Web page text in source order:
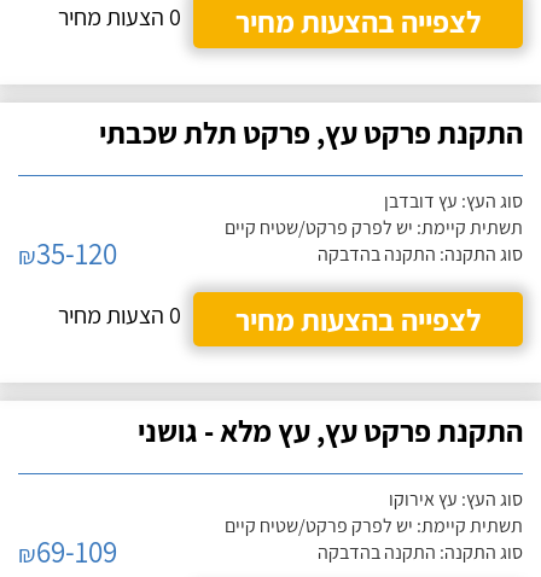
לצפייה בהצעות מחיר
0 הצעות מחיר
התקנת פרקט עץ, פרקט תלת שכבתי
סוג העץ: עץ דובדבן
תשתית קיימת: יש לפרק פרקט/שטיח קיים
סוג התקנה: התקנה בהדבקה
₪35-120
לצפייה בהצעות מחיר
0 הצעות מחיר
התקנת פרקט עץ, עץ מלא - גושני
סוג העץ: עץ אירוקו
תשתית קיימת: יש לפרק פרקט/שטיח קיים
סוג התקנה: התקנה בהדבקה
₪69-109